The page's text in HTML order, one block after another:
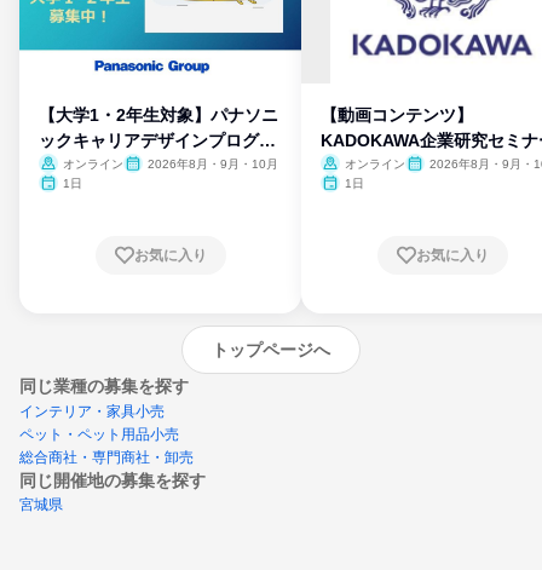
【大学1・2年生対象】パナソニ
ックキャリアデザインプログラ
ム
オンライン
2026年8月・9月・10月
1日
お気に入り
【動画コンテンツ】
KADOKAWA企業研究セミナ
オンライン
2026年8月・9月・
1日
お気に入り
トップページへ
同じ業種の募集を探す
インテリア・家具小売
ペット・ペット用品小売
総合商社・専門商社・卸売
同じ開催地の募集を探す
宮城県